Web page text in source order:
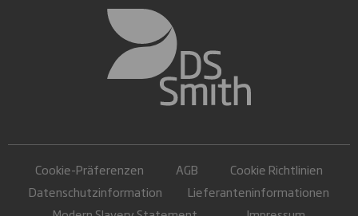
Cookie-Präferenzen AGB
Cookie Richtlinien
Datenschutzinformation
Lieferanteninformationen